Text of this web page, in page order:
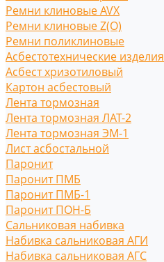
Ремни клиновые AVX
Ремни клиновые Z(O)
Ремни поликлиновые
Асбестотехнические изделия
Асбест хризотиловый
Картон асбестовый
Лента тормозная
Лента тормозная ЛАТ-2
Лента тормозная ЭМ-1
Лист асбостальной
Паронит
Паронит ПМБ
Паронит ПМБ-1
Паронит ПОН-Б
Сальниковая набивка
Набивка сальниковая АГИ
Набивка сальниковая АГС